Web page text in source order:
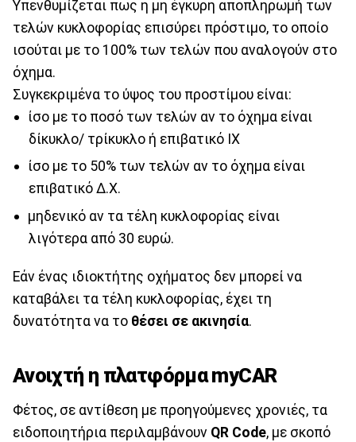
Υπενθυμίζεται πως η μη έγκυρη αποπληρωμή των
τελών κυκλοφορίας επισύρει πρόστιμο, το οποίο
ισούται με το 100% των τελών που αναλογούν στο
όχημα.
Συγκεκριμένα το ύψος του προστίμου είναι:
ίσο με το ποσό των τελών αν το όχημα είναι
δίκυκλο/ τρίκυκλο ή επιβατικό ΙΧ
ίσο με το 50% των τελών αν το όχημα είναι
επιβατικό Δ.Χ.
μηδενικό αν τα τέλη κυκλοφορίας είναι
λιγότερα από 30 ευρώ.
Εάν ένας ιδιοκτήτης οχήματος δεν μπορεί να
καταβάλει τα τέλη κυκλοφορίας, έχει τη
δυνατότητα να το θέσει σε ακινησία.
Ανοιχτή η πλατφόρμα myCAR
Φέτος, σε αντίθεση με προηγούμενες χρονιές, τα
ειδοποιητήρια περιλαμβάνουν QR Code, με σκοπό